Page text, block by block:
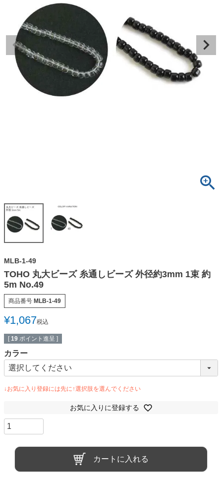
MLB-1-49
TOHO 丸大ビーズ 糸通しビーズ 外径約3mm 1束 約
5m No.49
商品番号 MLB-1-49
¥1,067税込
[ 19 ポイント進呈 ]
カラー
お気に入りに登録する
カートに入れる